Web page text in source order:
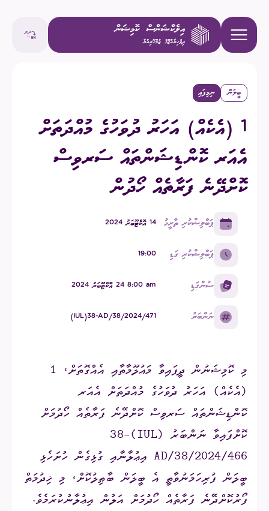
ބީލަން ނިމިފައި
1 (އެކެއް) އަހަރު ދުވަހުގެ މުއްދަތަށް
އެއަރ ކޮންޑިޝަންތައް ސަރވިސް
ކޮށްދޭނެ ފަރާތެއް ހޯދުން
ޕަބްލިޝްކުރި ތާރީޚު 14 އޮކްޓޫބަރު 2024
ޕަބްލިޝްކުރި ގަޑި 19:00
ސުންގަޑި am ⁧8:00 24 އޮކްޓޫބަރު 2024
ނަންބަރު (IUL)38-AD/38/2024/471
މި ކޮމިޝަނުން ދީފައިވާ މަޢުލޫމާތާއި އެއްގޮތަށް، 1
(އެކެއް) އަހަރު ދުވަހުގެ މުއްދަތަށް އެއަރ
ކޮންޑިޝަންތައް ސަރވިސް ކޮށްދޭނެ ފަރާތެއް ހޯދުމަށް
ކޮށްފައިވާ ނަންބަރު (IUL)38-
AD/38/2024/466 އިޢުލާނާއި ގުޅިގެން ހުށަހެޅި
ބީލަން ފުރިހަމަނުވާތީ އެ ބީލަން ބާޠިލުކޮށް، މި ޚިދުމަތް
ފޯރުކޮށްދޭނެ ފަރާތެއް ހޯދުމަށް އަލުން އިޢުލާނުކުރަމެވެ.